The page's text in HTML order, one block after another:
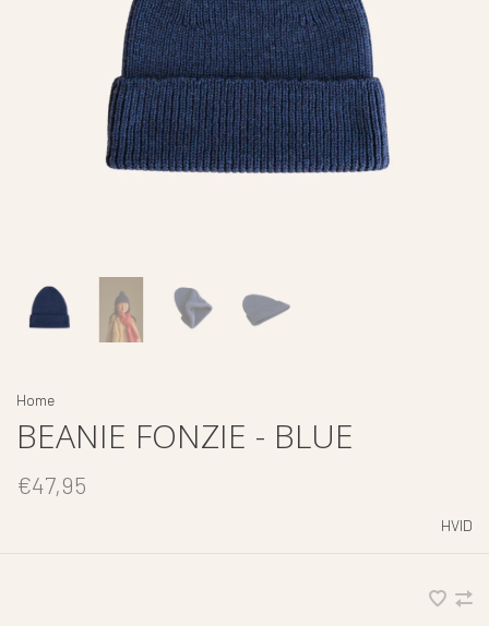
Home
BEANIE FONZIE - BLUE
€47,95
HVID